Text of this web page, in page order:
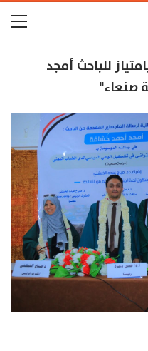
للباحث أمجد
صنعاء"